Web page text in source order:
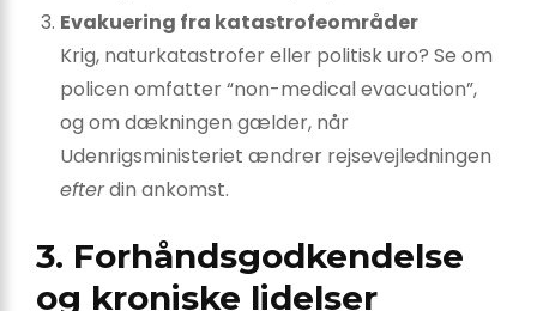
Evakuering fra katastrofeområder
Krig, naturkatastrofer eller politisk uro? Se om
policen omfatter “non-medical evacuation”,
og om dækningen gælder, når
Udenrigsministeriet ændrer rejsevejledningen
efterdin ankomst.
3. Forhåndsgodkendelse
og kroniske lidelser